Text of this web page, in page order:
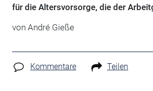
für die Altersvorsorge, die der
von André Gieße
Kommentare Teilen